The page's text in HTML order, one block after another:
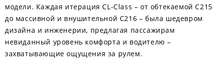
модели. Каждая итерация CL-Class – от обтекаемой C215
до массивной и внушительной C216 – была шедевром
дизайна и инженерии, предлагая пассажирам
невиданный уровень комфорта и водителю –
захватывающие ощущения за рулем.